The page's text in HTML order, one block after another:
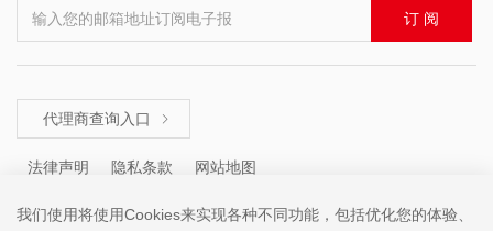
输入您的邮箱地址订阅电子报 订 阅
代理商查询入口 
法律声明 隐私条款 网站地图
我们使用将使用Cookies来实现各种不同功能，包括优化您的体验、